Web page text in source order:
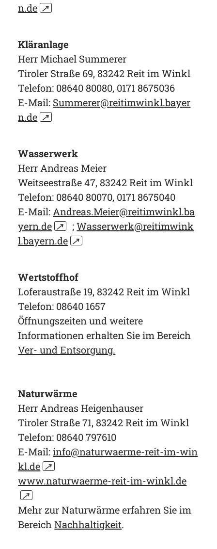
n.de ↗
Kläranlage
Herr Michael Summerer
Tiroler Straße 69, 83242 Reit im Winkl
Telefon: 08640 80080, 0171 8675036
E-Mail: Summerer@reitimwinkl.bayer
n.de ↗
Wasserwerk
Herr Andreas Meier
Weitseestraße 47, 83242 Reit im Winkl
Telefon: 08640 80070, 0171 8675040
E-Mail: Andreas.Meier@reitimwinkl.ba
yern.de ↗ ;Wasserwerk@reitimwink
l.bayern.de ↗
Wertstoffhof
Loferaustraße 19, 83242 Reit im Winkl
Telefon: 08640 1657
Öffnungszeiten und weitere
Informationen erhalten Sie im Bereich
Ver- und Entsorgung.
Naturwärme
Herr Andreas Heigenhauser
Tiroler Straße 71, 83242 Reit im Winkl
Telefon: 08640 797610
E-Mail:info@naturwaerme-reit-im-win
kl.de ↗
www.naturwaerme-reit-im-winkl.de
↗
Mehr zur Naturwärme erfahren Sie im
BereichNachhaltigkeit.